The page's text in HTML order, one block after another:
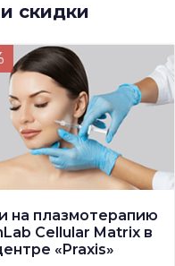
скидки
на плазмотерапию
Cellular Matrix в
«Praxis»